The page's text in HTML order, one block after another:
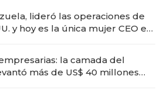
lideró las operaciones de
y hoy es la única mujer CEO en
la camada del
más de US$ 40 millones